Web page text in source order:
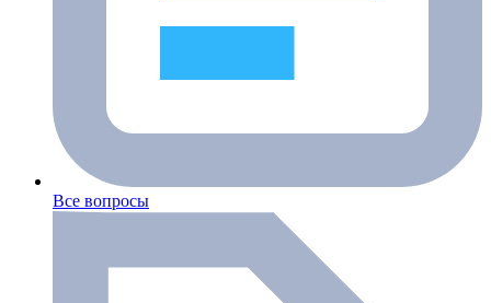
Все вопросы